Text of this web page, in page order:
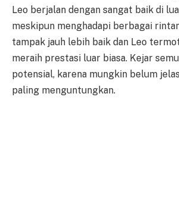
Leo berjalan dengan sangat baik di
meskipun menghadapi berbagai
tampak jauh lebih baik dan Leo
meraih prestasi luar biasa. Kejar
potensial, karena mungkin belum
paling menguntungkan.